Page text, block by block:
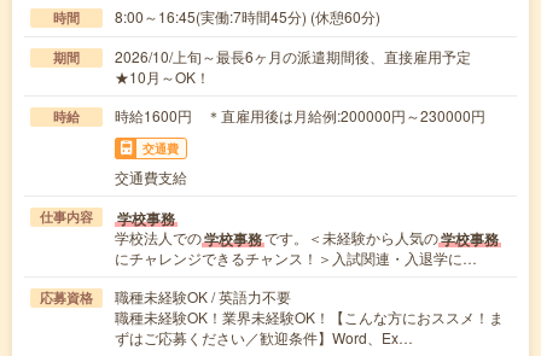
時間 8:00～16:45(実働:7時間45分) (休憩60分)
期間
2026/10/上旬～最長6ヶ月の派遣期間後、直接雇用予定
★10月～OK！
時給 時給1600円 ＊直雇用後は月給例:200000円～230000円
交通費
交通費支給
仕事内容 学校事務
学校法人での学校事務です。＜未経験から人気の学校事務
にチャレンジできるチャンス！＞入試関連・入退学に…
応募資格
職種未経験OK / 英語力不要
職種未経験OK！業界未経験OK！【こんな方におススメ！ま
ずはご応募ください／歓迎条件】Word、Ex…